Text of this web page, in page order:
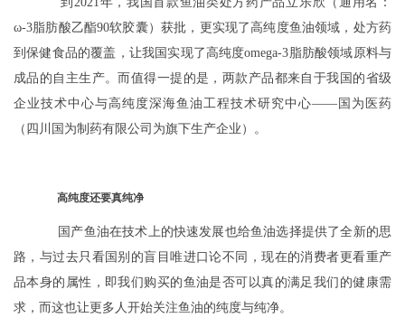
ω-3脂肪酸乙酯90软胶囊）获批，更实现了高纯度鱼油领域，处方药
到保健食品的覆盖，让我国实现了高纯度omega-3脂肪酸领域原料与
成品的自主生产。而值得一提的是，两款产品都来自于我国的省级
企业技术中心与高纯度深海鱼油工程技术研究中心——国为医药
（四川国为制药有限公司为旗下生产企业）。
高纯度还要真纯净
国产鱼油在技术上的快速发展也给鱼油选择提供了全新的思
路，与过去只看国别的盲目唯进口论不同，现在的消费者更看重产
品本身的属性，即我们购买的鱼油是否可以真的满足我们的健康需
求，而这也让更多人开始关注鱼油的纯度与纯净。